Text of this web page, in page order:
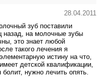
28.04.2011
зуб поставили
назад, на молочные зубы
это знает любой
такого лечения я
истину на что,
детской квалификации,
болит, нужно лечить опять.